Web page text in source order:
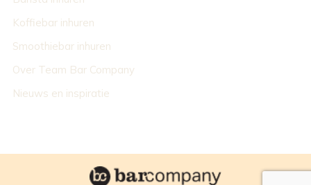
Koffiebar inhuren
Smoothiebar inhuren
Over Team Bar Company
Nieuws en inspiratie